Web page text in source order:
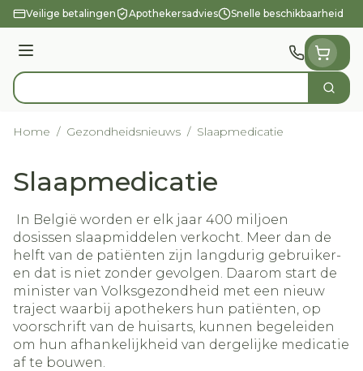
Ga naar de inhoud
Veilige betalingen Apothekersadvies Snelle beschikbaarheid
Menu
Product, merk, categorie... Zoek
Home / Gezondheidsnieuws / Slaapmedicatie
Slaapmedicatie
In België worden er elk jaar 400 miljoen
dosissen slaapmiddelen verkocht. Meer dan de
helft van de patiënten zijn langdurig gebruiker-
en dat is niet zonder gevolgen. Daarom start de
minister van Volksgezondheid met een nieuw
traject waarbij apothekers hun patiënten, op
voorschrift van de huisarts, kunnen begeleiden
om hun afhankelijkheid van dergelijke medicatie
af te bouwen.